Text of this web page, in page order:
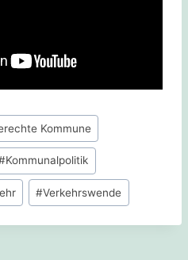
Kommune
Kommunalpolitik
#Verkehrswende